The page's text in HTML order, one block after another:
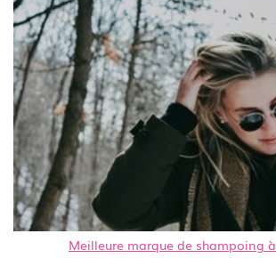
Meilleure marque de shampoing